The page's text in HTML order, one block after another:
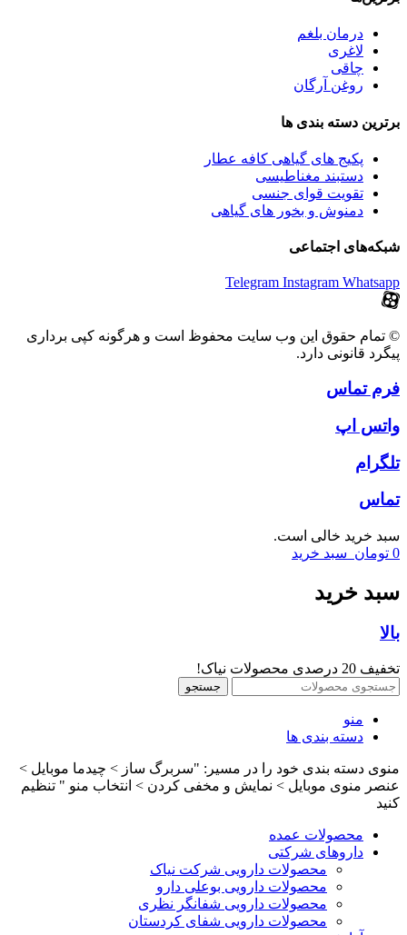
درمان بلغم
لاغری
چاقی
روغن آرگان
برترین‌ دسته بندی ها
پکیج های گیاهی کافه عطار
دستبند مغناطیسی
تقویت قوای جنسی
دمنوش و بخور های گیاهی
شبکه‌های اجتماعی
Telegram Instagram Whatsapp
© تمام حقوق این وب سایت محفوظ است و هرگونه کپی برداری
پیگرد قانونی دارد.
فرم تماس
واتس اپ
تلگرام
تماس
سبد خرید خالی است.
0 تومان سبد خرید
سبد خرید
بالا
تخفیف 20 درصدی محصولات نیاک!
جستجو
منو
دسته بندی ها
منوی دسته بندی خود را در مسیر: "سربرگ ساز > چیدما موبایل >
عنصر منوی موبایل > نمایش و مخفی کردن > انتخاب منو " تنظیم
کنید
محصولات عمده
داروهای شرکتی
محصولات دارویی شرکت نیاک
محصولات دارویی بوعلی دارو
محصولات دارویی شفانگر نظری
محصولات دارویی شفای کردستان